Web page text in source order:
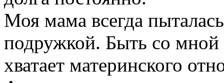
Моя мама всегда
подружкой. Быть со
хватает материнского